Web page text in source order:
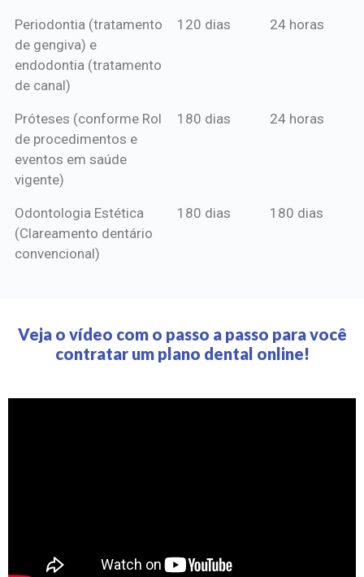
Periodontia (tratamento
de gengiva) e
endodontia (tratamento
de canal)
120 dias 24 horas
Próteses (conforme Rol
de procedimentos e
eventos em saúde
vigente)
180 dias 24 horas
Odontologia Estética
(Clareamento dentário
convencional)
180 dias 180 dias
Veja o vídeo com o passo a passo para você
contratar um plano dental online!